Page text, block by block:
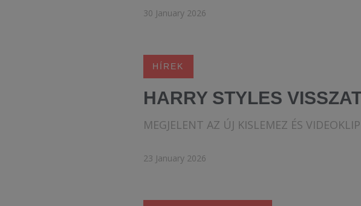
30 January 2026
HÍREK
HARRY STYLES
MEGJELENT AZ ÚJ KISLEMEZ ÉS VIDEOKLIP
23 January 2026